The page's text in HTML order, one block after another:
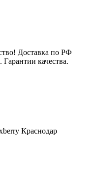
Доставка по РФ
качества.
Краснодар